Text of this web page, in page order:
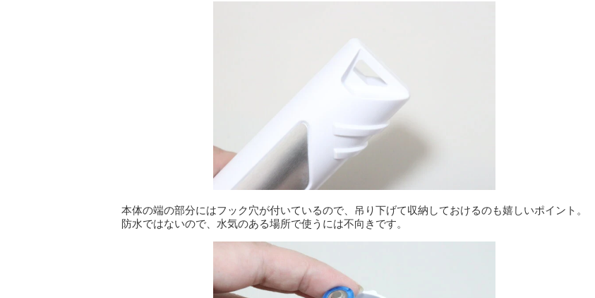
本体の端の部分にはフック穴が付いているので、吊り下げて収納しておけるのも嬉しいポイント。
防水ではないので、水気のある場所で使うには不向きです。